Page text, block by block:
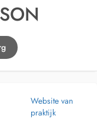
Website van
praktijk